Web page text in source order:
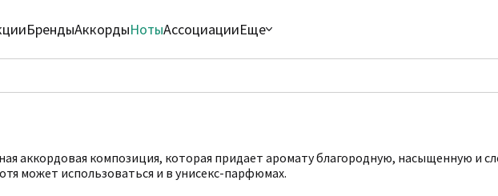
БрендыАккордыНотыАссоциацииЕще
аккордовая композиция, которая придает аромату благородную, насыщенную и
может использоваться и в унисекс-парфюмах.